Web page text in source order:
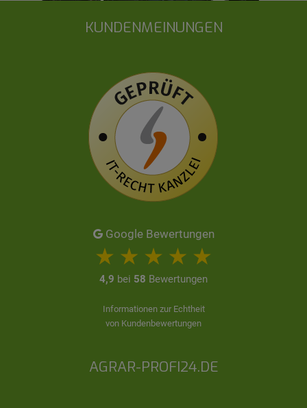
KUNDENMEINUNGEN
Google Bewertungen
4,9 bei 58 Bewertungen
Informationen zur Echtheit
von Kundenbewertungen
AGRAR-PROFI24.DE